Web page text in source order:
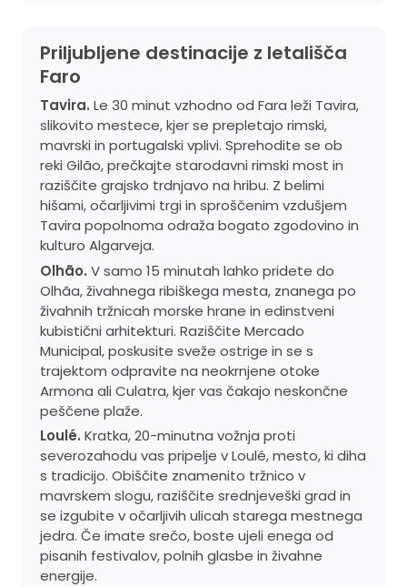
Priljubljene destinacije z letališča
Faro
Tavira. Le 30 minut vzhodno od Fara leži Tavira,
slikovito mestece, kjer se prepletajo rimski,
mavrski in portugalski vplivi. Sprehodite se ob
reki Gilão, prečkajte starodavni rimski most in
raziščite grajsko trdnjavo na hribu. Z belimi
hišami, očarljivimi trgi in sproščenim vzdušjem
Tavira popolnoma odraža bogato zgodovino in
kulturo Algarveja.
Olhão. V samo 15 minutah lahko pridete do
Olhãa, živahnega ribiškega mesta, znanega po
živahnih tržnicah morske hrane in edinstveni
kubistični arhitekturi. Raziščite Mercado
Municipal, poskusite sveže ostrige in se s
trajektom odpravite na neokrnjene otoke
Armona ali Culatra, kjer vas čakajo neskončne
peščene plaže.
Loulé. Kratka, 20-minutna vožnja proti
severozahodu vas pripelje v Loulé, mesto, ki diha
s tradicijo. Obiščite znamenito tržnico v
mavrskem slogu, raziščite srednjeveški grad in
se izgubite v očarljivih ulicah starega mestnega
jedra. Če imate srečo, boste ujeli enega od
pisanih festivalov, polnih glasbe in živahne
energije.